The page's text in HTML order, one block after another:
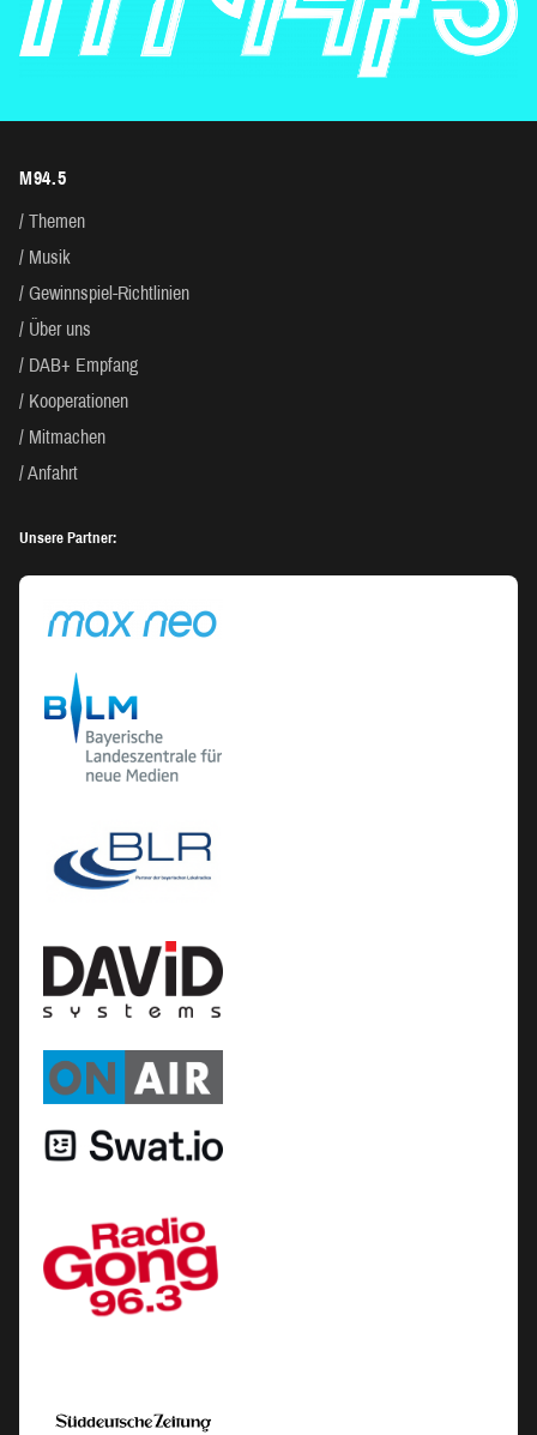
M94.5
Themen
Musik
Gewinnspiel-Richtlinien
Über uns
DAB+ Empfang
Kooperationen
Mitmachen
Anfahrt
Unsere Partner: